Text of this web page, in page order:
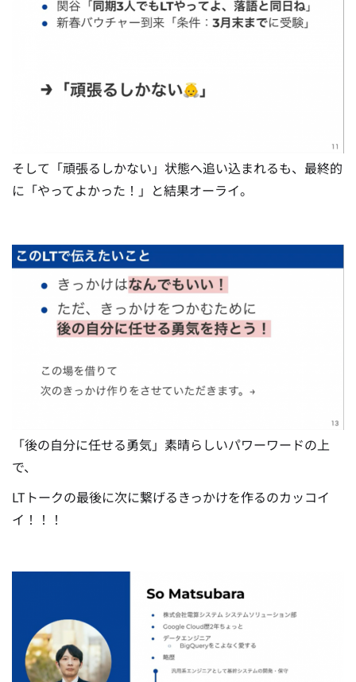
そして「頑張るしかない」状態へ追い込まれるも、最終的
に「やってよかった！」と結果オーライ。
「後の自分に任せる勇気」素晴らしいパワーワードの上
で、
LTトークの最後に次に繋げるきっかけを作るのカッコイ
イ！！！